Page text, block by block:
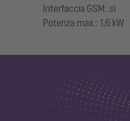
Interfaccia GSM: sì